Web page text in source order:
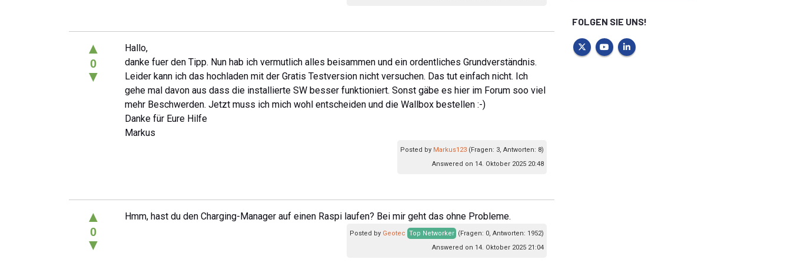
▲
0
▼
Hallo,
danke fuer den Tipp. Nun hab ich vermutlich alles beisammen und ein ordentliches Grundverständnis.
Leider kann ich das hochladen mit der Gratis Testversion nicht versuchen. Das tut einfach nicht. Ich
gehe mal davon aus dass die installierte SW besser funktioniert. Sonst gäbe es hier im Forum soo viel
mehr Beschwerden. Jetzt muss ich mich wohl entscheiden und die Wallbox bestellen :-)
Danke für Eure Hilfe
Markus
Posted by Markus123 (Fragen: 3, Antworten: 8)
Answered on 14. Oktober 2025 20:48
▲
0
▼
Hmm, hast du den Charging-Manager auf einen Raspi laufen? Bei mir geht das ohne Probleme.
Posted by Geotec Top Networker (Fragen: 0, Antworten: 1952)
Answered on 14. Oktober 2025 21:04
FOLGEN SIE UNS!